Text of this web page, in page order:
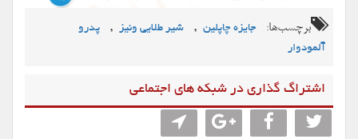
برچسب‌ها: جایزه چاپلین , شیر طلایی ونیز ,
پدرو
آلمودوار
اشتراگ گذاری در شبکه های اجتماعی